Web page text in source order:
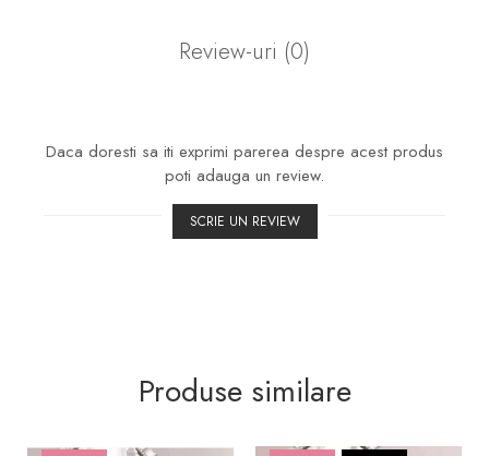
Review-uri (0)
Daca doresti sa iti exprimi parerea despre acest produs
poti adauga un review.
SCRIE UN REVIEW
Produse similare